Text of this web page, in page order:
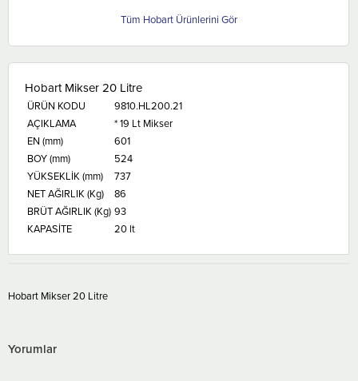
Hobart
Hobart Mikser 20 Litre
ÜRÜN KODU
9810.HL200.21
AÇIKLAMA
* 19 Lt Mikser
EN (mm)
601
BOY (mm)
524
YÜKSEKLİK (mm)
737
NET AĞIRLIK (Kg)
86
BRÜT AĞIRLIK (Kg) 93
KAPASİTE
20 lt
Hobart Mikser 20 Litre
Yorumlar